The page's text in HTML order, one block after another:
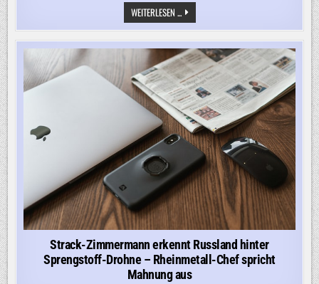
WEITERLESEN ...GEORG
RESTLE
VERMUTET
HINTER
MIGRANTENANSTURM
AUF
CEUTA
US-
ISRAELISCH-
MAROKKANISCHE
GEHEIMAKTION
Strack-Zimmermann erkennt Russland hinter
Sprengstoff-Drohne – Rheinmetall-Chef spricht
Mahnung aus